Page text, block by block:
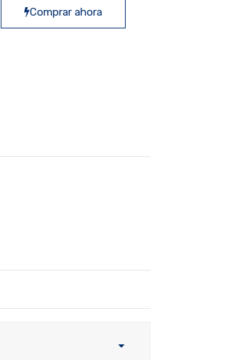
Comprar ahora